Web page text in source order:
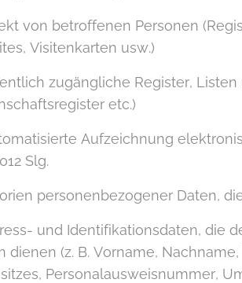
von betroffenen Personen
Visitenkarten usw.)
zugängliche Register, Listen
etc.)
Aufzeichnung
Slg.
personenbezogener Daten,
und Identifikationsdaten, die
dienen (z. B. Vorname,
Personalausweisnummer,